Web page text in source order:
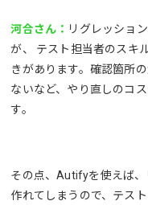
河合さん： リグレッショ
が、 テスト担当者のスキ
きがあります。確認箇所
ないなど、やり直しのコ
す。
その点、Autifyを使えば
作れてしまうので、テス